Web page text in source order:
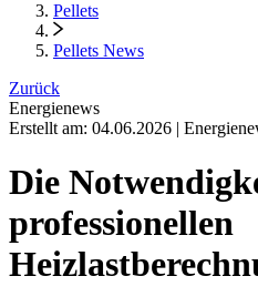
Pellets
Pellets News
Zurück
Energienews
Erstellt am: 04.06.2026 |
Die
professionellen